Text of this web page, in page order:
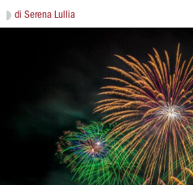
di Serena Lullia